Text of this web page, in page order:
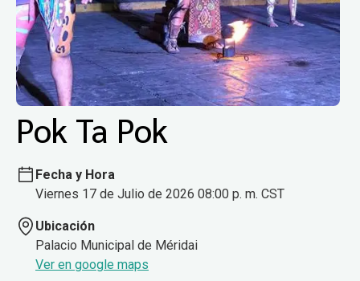
Pok Ta Pok
Fecha y Hora
Viernes 17 de Julio de 2026 08:00 p. m. CST
Ubicación
Palacio Municipal de Méridai
Ver en google maps